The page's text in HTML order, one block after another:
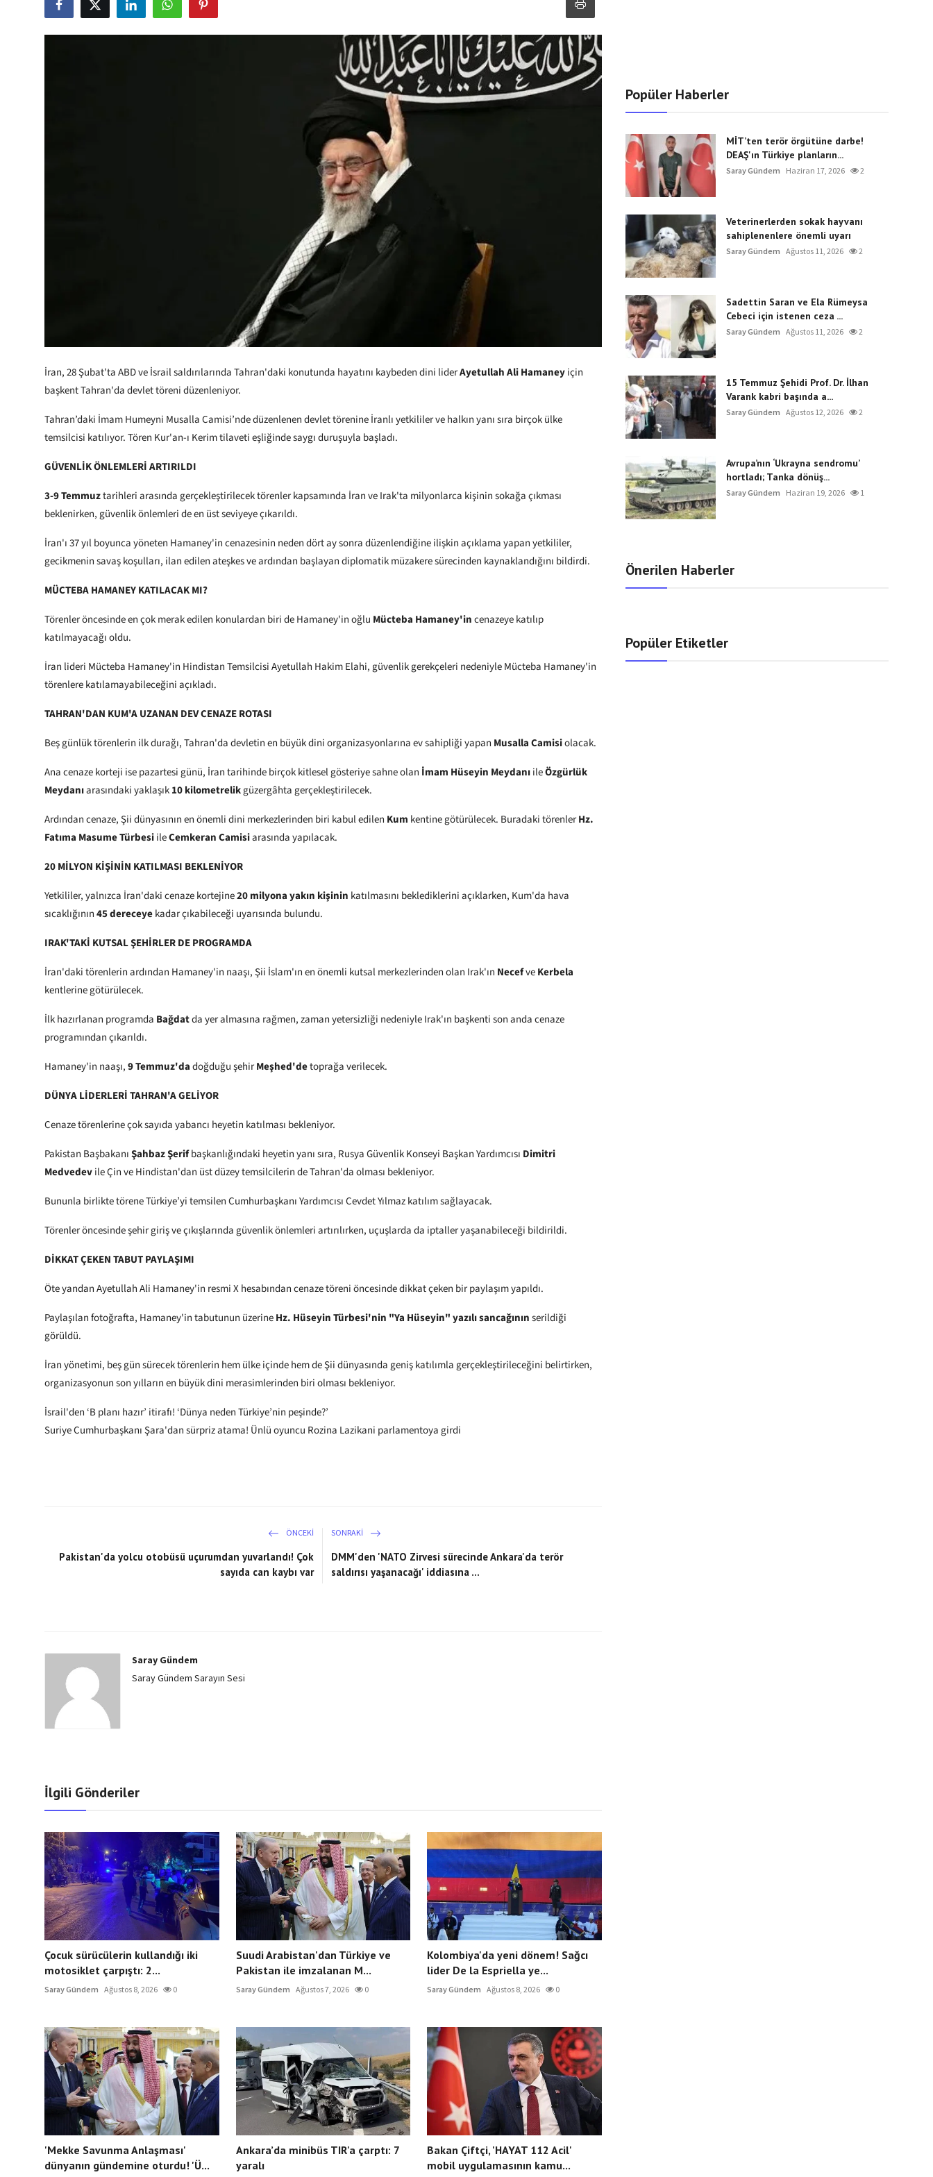
İran, 28 Şubat'ta ABD ve İsrail saldırılarında Tahran'daki konutunda hayatını kaybeden dini liderAyetullah Ali Hamaneyiçin
başkent Tahran'da devlet töreni düzenleniyor.
Tahran’daki İmam Humeyni Musalla Camisi’nde düzenlenen devlet törenine İranlı yetkililer ve halkın yanı sıra birçok ülke
temsilcisi katılıyor. Tören Kur'an-ı Kerim tilaveti eşliğinde saygı duruşuyla başladı.
GÜVENLİK ÖNLEMLERİ ARTIRILDI
3-9 Temmuztarihleri arasında gerçekleştirilecek törenler kapsamında İran ve Irak'ta milyonlarca kişinin sokağa çıkması
beklenirken, güvenlik önlemleri de en üst seviyeye çıkarıldı.
İran'ı 37 yıl boyunca yöneten Hamaney'in cenazesinin neden dört ay sonra düzenlendiğine ilişkin açıklama yapan yetkililer,
gecikmenin savaş koşulları, ilan edilen ateşkes ve ardından başlayan diplomatik müzakere sürecinden kaynaklandığını bildirdi.
MÜCTEBA HAMANEY KATILACAK MI?
Törenler öncesinde en çok merak edilen konulardan biri de Hamaney'in oğlu Mücteba Hamaney'incenazeye katılıp
katılmayacağı oldu.
İran lideri Mücteba Hamaney'in Hindistan Temsilcisi Ayetullah Hakim Elahi, güvenlik gerekçeleri nedeniyle Mücteba Hamaney'in
törenlere katılamayabileceğini açıkladı.
TAHRAN'DAN KUM'A UZANAN DEV CENAZE ROTASI
Beş günlük törenlerin ilk durağı, Tahran'da devletin en büyük dini organizasyonlarına ev sahipliği yapan Musalla Camisiolacak.
Ana cenaze korteji ise pazartesi günü, İran tarihinde birçok kitlesel gösteriye sahne olan İmam Hüseyin MeydanıileÖzgürlük
Meydanıarasındaki yaklaşık10 kilometrelikgüzergâhta gerçekleştirilecek.
Ardından cenaze, Şii dünyasının en önemli dini merkezlerinden biri kabul edilen Kum kentine götürülecek. Buradaki törenlerHz.
Fatıma Masume TürbesiileCemkeran Camisiarasında yapılacak.
20 MİLYON KİŞİNİN KATILMASI BEKLENİYOR
Yetkililer, yalnızca İran'daki cenaze kortejine20 milyona yakın kişinin katılmasını beklediklerini açıklarken, Kum'da hava
sıcaklığının45 dereceyekadar çıkabileceği uyarısında bulundu.
IRAK'TAKİ KUTSAL ŞEHİRLER DE PROGRAMDA
İran'daki törenlerin ardından Hamaney'in naaşı, Şii İslam'ın en önemli kutsal merkezlerinden olan Irak'ın NecefveKerbela
kentlerine götürülecek.
İlk hazırlanan programda Bağdatda yer almasına rağmen, zaman yetersizliği nedeniyle Irak'ın başkenti son anda cenaze
programından çıkarıldı.
Hamaney'in naaşı,9 Temmuz'dadoğduğu şehirMeşhed'detoprağa verilecek.
DÜNYA LİDERLERİ TAHRAN'A GELİYOR
Cenaze törenlerine çok sayıda yabancı heyetin katılması bekleniyor.
Pakistan BaşbakanıŞahbaz Şerifbaşkanlığındaki heyetin yanı sıra, Rusya Güvenlik Konseyi Başkan Yardımcısı Dimitri
Medvedevile Çin ve Hindistan'dan üst düzey temsilcilerin de Tahran'da olması bekleniyor.
Bununla birlikte törene Türkiye’yi temsilen Cumhurbaşkanı Yardımcısı Cevdet Yılmaz katılım sağlayacak.
Törenler öncesinde şehir giriş ve çıkışlarında güvenlik önlemleri artırılırken, uçuşlarda da iptaller yaşanabileceği bildirildi.
DİKKAT ÇEKEN TABUT PAYLAŞIMI
Öte yandan Ayetullah Ali Hamaney'in resmi X hesabından cenaze töreni öncesinde dikkat çeken bir paylaşım yapıldı.
Paylaşılan fotoğrafta, Hamaney'in tabutunun üzerineHz. Hüseyin Türbesi'nin "Ya Hüseyin" yazılı sancağınınserildiği
görüldü.
İran yönetimi, beş gün sürecek törenlerin hem ülke içinde hem de Şii dünyasında geniş katılımla gerçekleştirileceğini belirtirken,
organizasyonun son yılların en büyük dini merasimlerinden biri olması bekleniyor.
İsrail'den ‘B planı hazır’ itirafı! ‘Dünya neden Türkiye’nin peşinde?’
Suriye Cumhurbaşkanı Şara'dan sürpriz atama! Ünlü oyuncu Rozina Lazikani parlamentoya girdi
ÖNCEKI
Pakistan'da yolcu otobüsü uçurumdan yuvarlandı! Çok
sayıda can kaybı var
SONRAKI
DMM'den 'NATO Zirvesi sürecinde Ankara'da terör
saldırısı yaşanacağı' iddiasına ...
Saray Gündem
Saray Gündem Sarayın Sesi
İlgili Gönderiler
Çocuk sürücülerin kullandığı iki
motosiklet çarpıştı: 2...
Saray Gündem Ağustos 8, 2026 0
Suudi Arabistan'dan Türkiye ve
Pakistan ile imzalanan M...
Saray Gündem Ağustos 7, 2026 0
Kolombiya'da yeni dönem! Sağcı
lider De la Espriella ye...
Saray Gündem Ağustos 8, 2026 0
'Mekke Savunma Anlaşması'
dünyanın gündemine oturdu! 'Ü...
Ankara’da minibüs TIR'a çarptı: 7
yaralı
Bakan Çiftçi, 'HAYAT 112 Acil'
mobil uygulamasının kamu...
Popüler Haberler
MİT’ten terör örgütüne darbe!
DEAŞ'ın Türkiye planların...
Saray Gündem Haziran 17, 2026 2
Veterinerlerden sokak hayvanı
sahiplenenlere önemli uyarı
Saray Gündem Ağustos 11, 2026 2
Sadettin Saran ve Ela Rümeysa
Cebeci için istenen ceza ...
Saray Gündem Ağustos 11, 2026 2
15 Temmuz Şehidi Prof. Dr. İlhan
Varank kabri başında a...
Saray Gündem Ağustos 12, 2026 2
Avrupa’nın ‘Ukrayna sendromu’
hortladı; Tanka dönüş...
Saray Gündem Haziran 19, 2026 1
Önerilen Haberler
Popüler Etiketler